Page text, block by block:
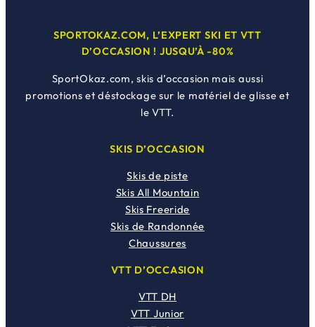
SPORTOKAZ.COM, L’EXPERT SKI ET VTT
D’OCCASION ! JUSQU’À -80%
SportOkaz.com, skis d’occasion mais aussi
promotions et déstockage sur le matériel de glisse et
le VTT.
SKIS D’OCCASION
Skis de piste
Skis All Mountain
Skis Freeride
Skis de Randonnée
Chaussures
VTT D’OCCASION
VTT DH
VTT Junior